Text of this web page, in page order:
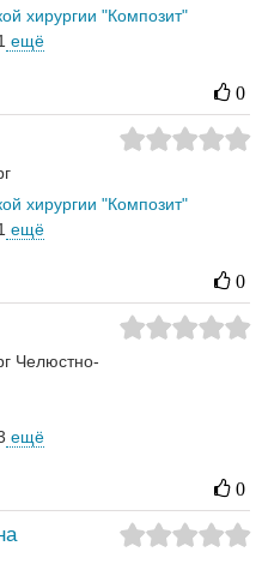
хирургии "Композит"
ещё
0
хирургии "Композит"
ещё
0
Челюстно-
ещё
0